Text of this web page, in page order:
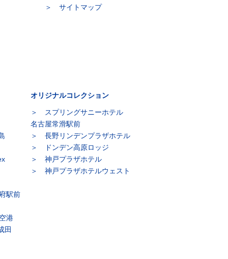
サイトマップ
駅前
港
田
オリジナルコレクション
スプリングサニーホテル
名古屋常滑駅前
長野リンデンプラザホテル
ドンデン高原ロッジ
神戸プラザホテル
神戸プラザホテルウェスト